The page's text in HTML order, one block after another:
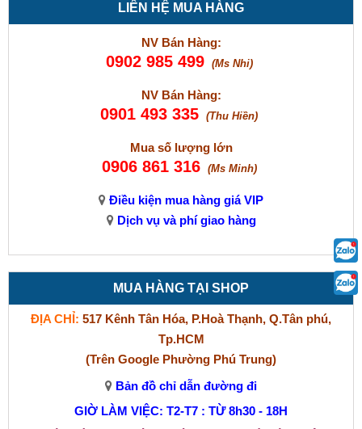
LIÊN HỆ MUA HÀNG
NV Bán Hàng:
0902 985 499 (Ms Nhi)
NV Bán Hàng:
0901 493 335 (Thu Hiền)
Mua số lượng lớn
0906 861 316 (Ms Minh)
Điều kiện mua hàng giá VIP
Dịch vụ và phí giao hàng
MUA HÀNG TẠI SHOP
ĐỊA CHỈ: 517 Kênh Tân Hóa, P.Hoà Thạnh, Q.Tân phú,
Tp.HCM
(Trên Google Phường Phú Trung)
Bản đồ chỉ dẫn đường đi
GIỜ LÀM VIỆC: T2-T7 : TỪ 8h30 - 18H